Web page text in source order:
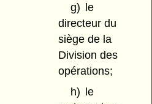
g) le
directeur du
siège de la
Division des
opérations;
h)
le